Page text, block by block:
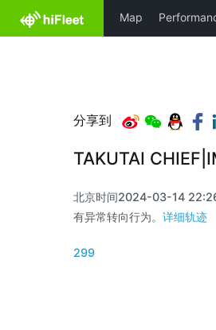
分享到
TAKUTAI
北京时间2024-03-14
有异常转向行为。 详细轨迹
299